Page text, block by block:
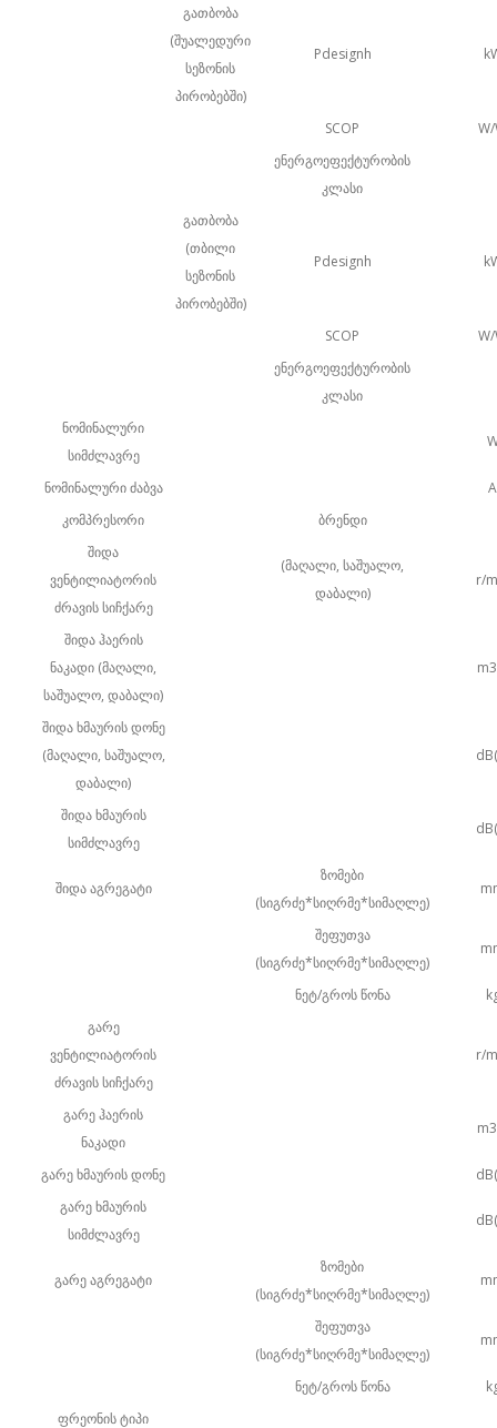
გათბობა
(შუალედური
სეზონის
პირობებში)
Pdesignh
SCOP
ენერგოეფექტურობის
კლასი
გათბობა
(თბილი
სეზონის
პირობებში)
Pdesignh
SCOP
ენერგოეფექტურობის
კლასი
ნომინალური
სიმძლავრე
ნომინალური ძაბვა
A
კომპრესორი
ბრენდი
შიდა
ვენტილიატორის
ძრავის სიჩქარე
(მაღალი, საშუალო,
დაბალი)
r/
შიდა ჰაერის
ნაკადი (მაღალი,
საშუალო, დაბალი)
შიდა ხმაურის დონე
(მაღალი, საშუალო,
დაბალი)
შიდა ხმაურის
სიმძლავრე
შიდა აგრეგატი
ზომები
(სიგრძე*სიღრმე*სიმაღლე)
შეფუთვა
(სიგრძე*სიღრმე*სიმაღლე)
ნეტ/გროს წონა
გარე
ვენტილიატორის
ძრავის სიჩქარე
r/
გარე ჰაერის
ნაკადი
გარე ხმაურის დონე
გარე ხმაურის
სიმძლავრე
გარე აგრეგატი
ზომები
(სიგრძე*სიღრმე*სიმაღლე)
შეფუთვა
(სიგრძე*სიღრმე*სიმაღლე)
ნეტ/გროს წონა
ფრეონის ტიპი